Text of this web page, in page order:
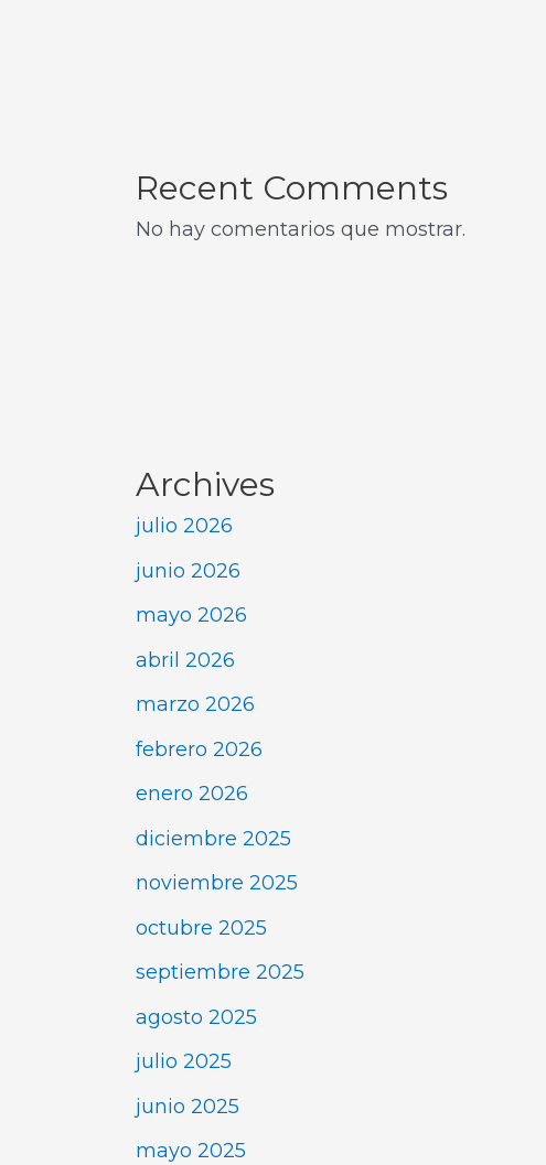
Recent Comments
No hay comentarios que mostrar.
Archives
julio 2026
junio 2026
mayo 2026
abril 2026
marzo 2026
febrero 2026
enero 2026
diciembre 2025
noviembre 2025
octubre 2025
septiembre 2025
agosto 2025
julio 2025
junio 2025
mayo 2025